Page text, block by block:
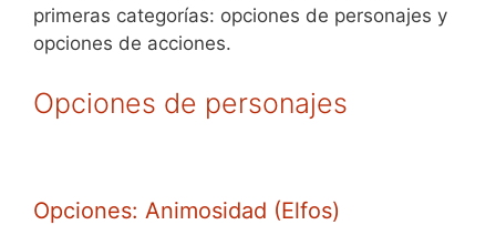
primeras categorías: opciones de personajes y
opciones de acciones.
Opciones de personajes
Opciones: Animosidad (Elfos)